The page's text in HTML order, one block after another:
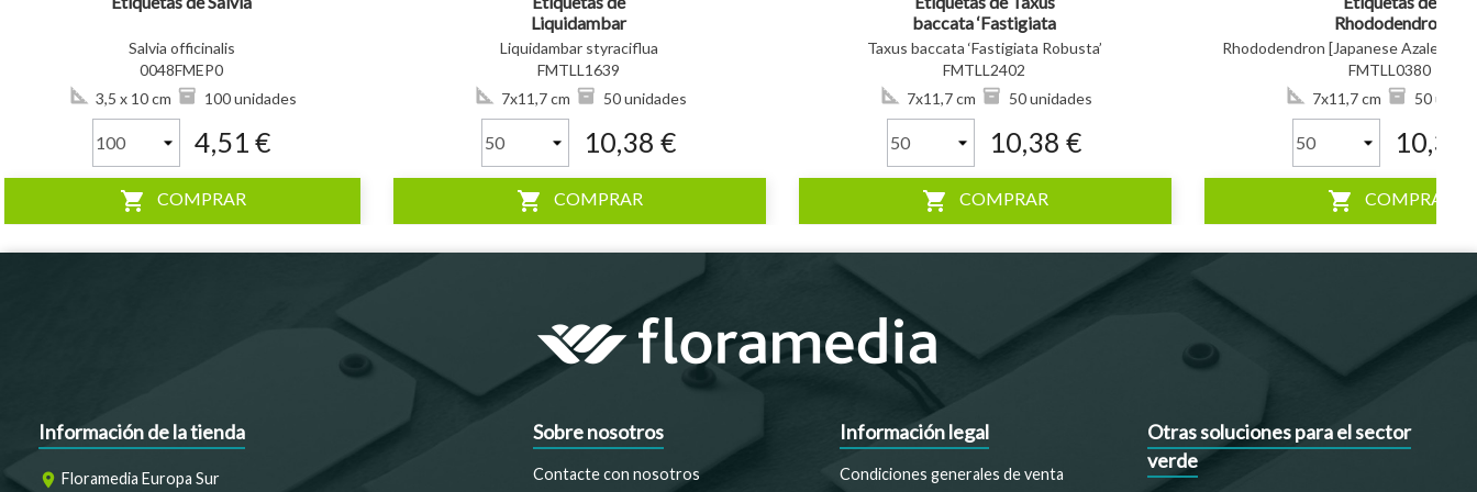
Salvia officinalis
0048FMEP0
3,5 x 10 cm
100 unidades
4,51 €
shopping_cart COMPRAR
Liquidambar
styraciflua *
Liquidambar styraciflua
FMTLL1639
7x11,7 cm
50 unidades
10,38 €
shopping_cart COMPRAR
baccata ‘Fastigiata
Robusta’ *
Taxus baccata ‘Fastigiata Robusta’
FMTLL2402
7x11,7 cm
50 unidades
10,38 €
shopping_cart COMPRAR
Rhododendron
[Japanese Azalea]
‘Vuyk’s Scarlet’ *
Rhododendron [Japanese Azalea]
FMTLL0380
7x11,7 cm
50
10,38
shopping_cart COMPRAR
Información de la tienda
room Floramedia Europa Sur
Sobre nosotros
Contacte con nosotros
Información legal
Condiciones generales de venta
Otras soluciones para el sector
verde